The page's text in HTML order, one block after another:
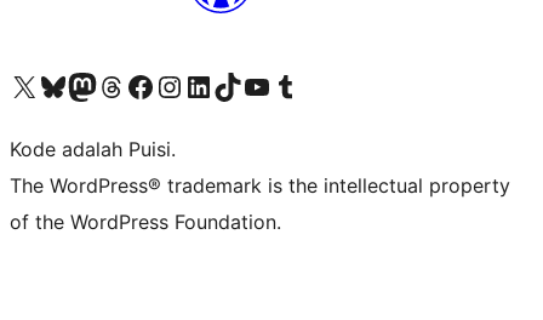
Kunjungi akun X (sebelumnya Twitter) kamiVisit our Bluesky account
Kunjungi akun Mastodon kami
Visit our Threads account
Kunjungi halaman Facebook kamiKunjungi akun Instagram kamiKunjungi akun LinkedIn kami
Visit our TikTok account
Kunjungi channel YouTube kamiVisit our Tumblr account
Kode adalah Puisi.
The WordPress® trademark is the intellectual property
of the WordPress Foundation.